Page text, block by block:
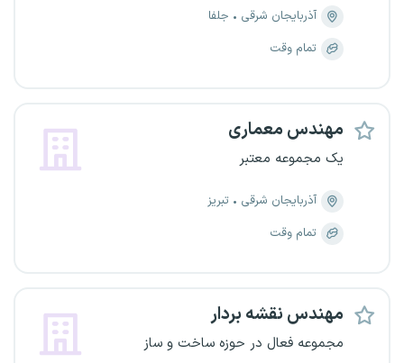
آذربایجان شرقی
جلفا
تمام وقت
مهندس معماری
یک مجموعه معتبر
آذربایجان شرقی
تبریز
تمام وقت
مهندس نقشه بردار
مجموعه فعال در حوزه ساخت و ساز